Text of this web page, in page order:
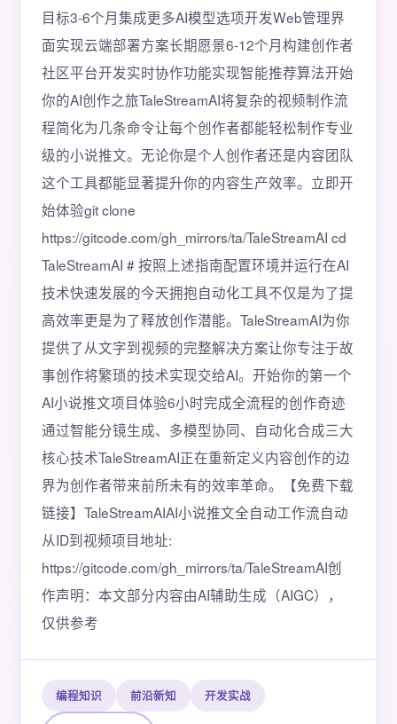
目标3-6个月集成更多AI模型选项开发Web管理界
面实现云端部署方案长期愿景6-12个月构建创作者
社区平台开发实时协作功能实现智能推荐算法开始
你的AI创作之旅TaleStreamAI将复杂的视频制作流
程简化为几条命令让每个创作者都能轻松制作专业
级的小说推文。无论你是个人创作者还是内容团队
这个工具都能显著提升你的内容生产效率。立即开
始体验git clone
https://gitcode.com/gh_mirrors/ta/TaleStreamAI cd
TaleStreamAI # 按照上述指南配置环境并运行在AI
技术快速发展的今天拥抱自动化工具不仅是为了提
高效率更是为了释放创作潜能。TaleStreamAI为你
提供了从文字到视频的完整解决方案让你专注于故
事创作将繁琐的技术实现交给AI。开始你的第一个
AI小说推文项目体验6小时完成全流程的创作奇迹
通过智能分镜生成、多模型协同、自动化合成三大
核心技术TaleStreamAI正在重新定义内容创作的边
界为创作者带来前所未有的效率革命。【免费下载
链接】TaleStreamAIAI小说推文全自动工作流自动
从ID到视频项目地址:
https://gitcode.com/gh_mirrors/ta/TaleStreamAI创
作声明：本文部分内容由AI辅助生成（AIGC），
仅供参考
编程知识 前沿新知 开发实战